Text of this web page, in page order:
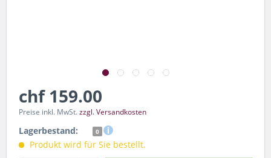
chf 159.00
Preise inkl. MwSt.zzgl. Versandkosten
Lagerbestand: 0
Produkt wird für Sie bestellt.